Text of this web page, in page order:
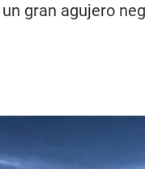
gran agujero